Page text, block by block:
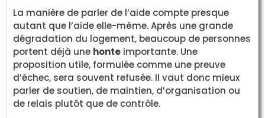
La manière de parler de l’aide compte presque
autant que l’aide elle-même. Après une grande
dégradation du logement, beaucoup de personnes
portent déjà une honte importante. Une
proposition utile, formulée comme une preuve
d’échec, sera souvent refusée. Il vaut donc mieux
parler de soutien, de maintien, d’organisation ou
de relais plutôt que de contrôle.